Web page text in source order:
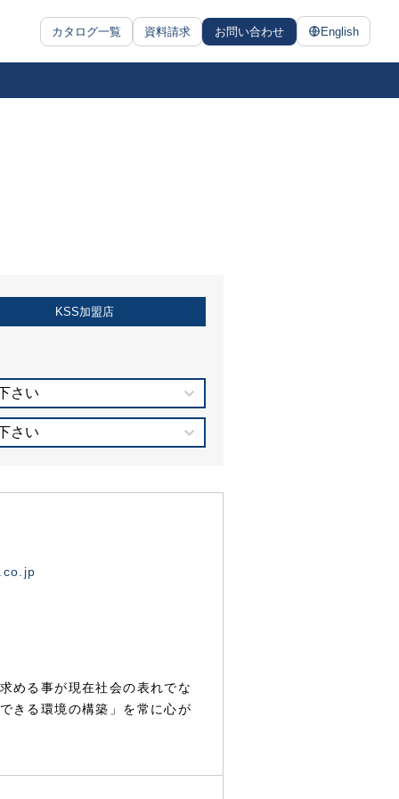
カタログ一覧 資料請求 お問い合わせ English
KSS加盟店
さい
さい
める事が現在社会の表れでな
きる環境の構築」を常に心が